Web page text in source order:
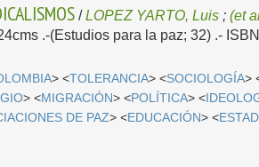
/LOPEZ YARTO, Luis ;(et
.-(Estudios para la paz; 32) .-
> <TOLERANCIA> <SOCIOLOGÍA>
> <MIGRACIÓN> <POLÍTICA> <
DE PAZ> <EDUCACIÓN> <